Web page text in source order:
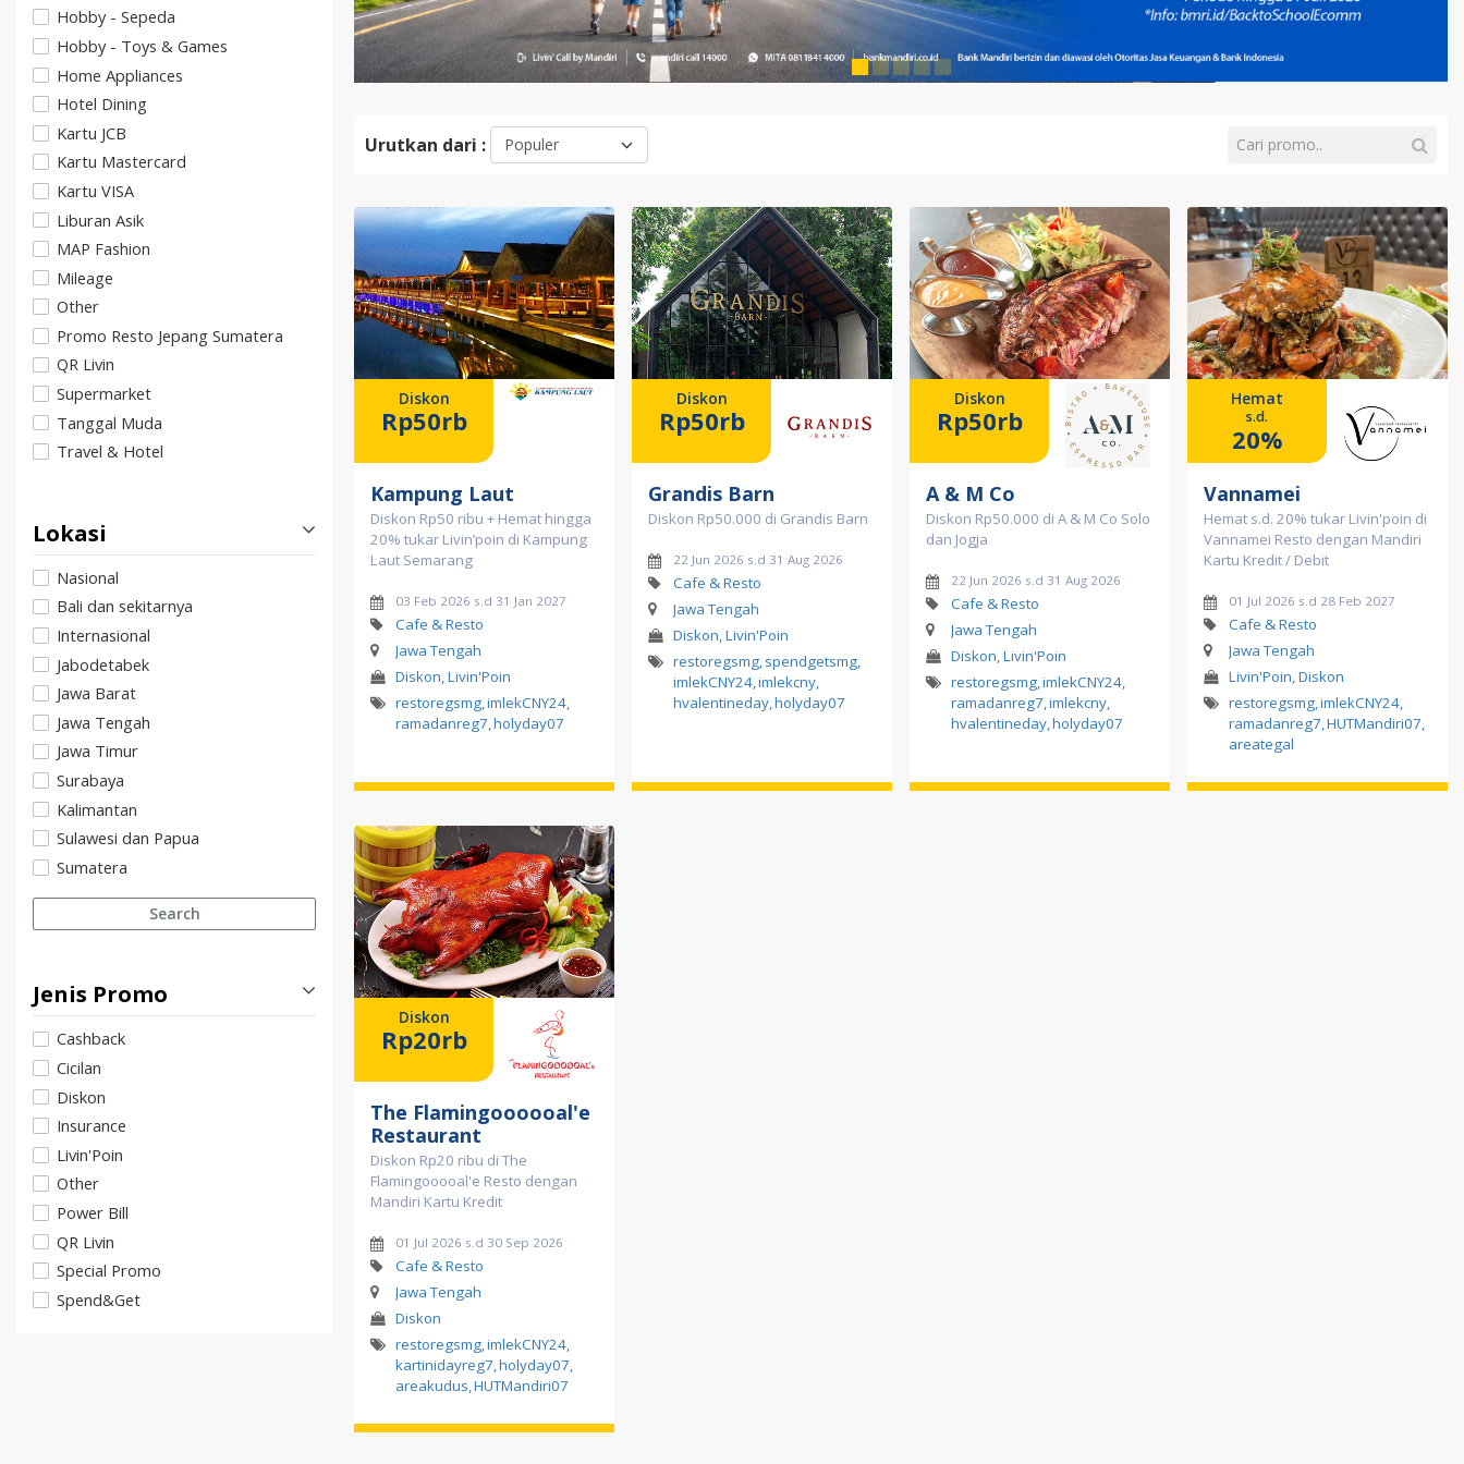
Hobby - Sepeda
Hobby - Toys & Games
Home Appliances
Hotel Dining
Kartu JCB
Kartu Mastercard
Kartu VISA
Liburan Asik
MAP Fashion
Mileage
Other
Promo Resto Jepang Sumatera
QR Livin
Supermarket
Tanggal Muda
Travel & Hotel
Lokasi
Nasional
Bali dan sekitarnya
Internasional
Jabodetabek
Jawa Barat
Jawa Tengah
Jawa Timur
Surabaya
Kalimantan
Sulawesi dan Papua
Sumatera
Search
Jenis Promo
Cashback
Cicilan
Diskon
Insurance
Livin'Poin
Other
Power Bill
QR Livin
Special Promo
Spend&Get
Urutkan dari :
Diskon
Rp50rb
Kampung Laut
Diskon Rp50 ribu + Hemat hingga
20% tukar Livin’poin di Kampung
Laut Semarang
03 Feb 2026 s.d 31 Jan 2027
Cafe & Resto
Jawa Tengah
Diskon, Livin'Poin
restoregsmg,imlekCNY24,
ramadanreg7,holyday07
Diskon
Rp50rb
Grandis Barn
Diskon Rp50.000 di Grandis Barn
22 Jun 2026 s.d 31 Aug 2026
Cafe & Resto
Jawa Tengah
Diskon, Livin'Poin
restoregsmg,spendgetsmg,
imlekCNY24,imlekcny,
hvalentineday,holyday07
Diskon
Rp50rb
A & M Co
Diskon Rp50.000 di A & M Co Solo
dan Jogja
22 Jun 2026 s.d 31 Aug 2026
Cafe & Resto
Jawa Tengah
Diskon, Livin'Poin
restoregsmg,imlekCNY24,
ramadanreg7,imlekcny,
hvalentineday,holyday07
Hemat
s.d.
20%
Vannamei
Hemat s.d. 20% tukar Livin'poin di
Vannamei Resto dengan Mandiri
Kartu Kredit / Debit
01 Jul 2026 s.d 28 Feb 2027
Cafe & Resto
Jawa Tengah
Livin'Poin, Diskon
restoregsmg,imlekCNY24,
ramadanreg7,HUTMandiri07,
areategal
Diskon
Rp20rb
The Flamingoooooal'e
Restaurant
Diskon Rp20 ribu di The
Flamingooooal'e Resto dengan
Mandiri Kartu Kredit
01 Jul 2026 s.d 30 Sep 2026
Cafe & Resto
Jawa Tengah
Diskon
restoregsmg,imlekCNY24,
kartinidayreg7,holyday07,
areakudus,HUTMandiri07